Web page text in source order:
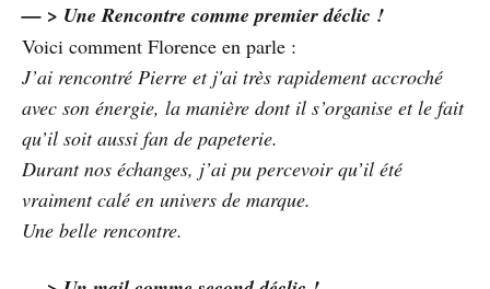
— > Une Rencontre comme premier déclic !
Voici comment Florence en parle :
J’ai rencontré Pierre et j'ai très rapidement accroché
avec son énergie, la manière dont il s’organise et le fait
qu’il soit aussi fan de papeterie.
Durant nos échanges, j’ai pu percevoir qu’il été
vraiment calé en univers de marque.
Une belle rencontre.